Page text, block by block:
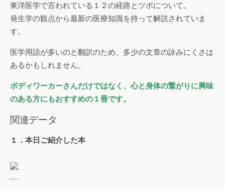
東洋医学で言われている１２の経路とツボについて。
発生学の観点から最新の医療知識を持って解説されていま
す。
医学用語が多いのと翻訳のため、多少の文章の詠みにくさは
あるかもしれません。
ボディワーカーさんだけではなく、心と身体の繋がりに興味
のある方にもおすすめの１冊です。
関連データ
１．本日ご紹介した本